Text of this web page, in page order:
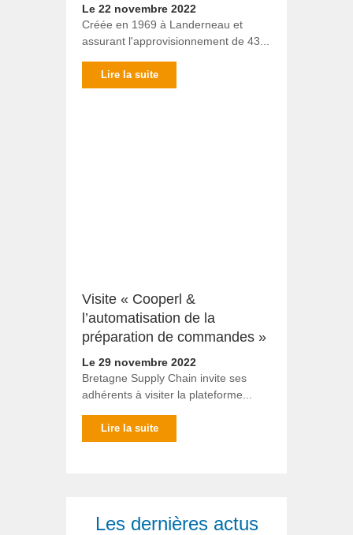
Le 22 novembre 2022
Créée en 1969 à Landerneau et
assurant l'approvisionnement de 43...
Lire la suite
Visite « Cooperl &
l’automatisation de la
préparation de commandes »
Le 29 novembre 2022
Bretagne Supply Chain invite ses
adhérents à visiter la plateforme...
Lire la suite
Les dernières actus